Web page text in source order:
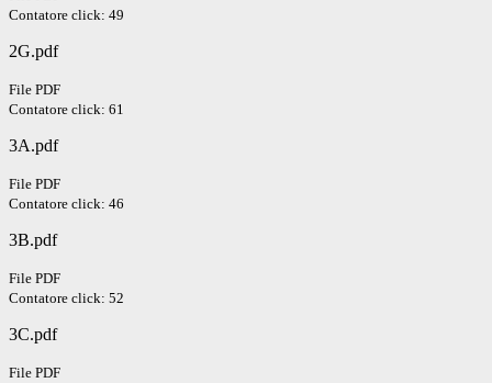
Contatore click: 49
2G.pdf
File PDF
Contatore click: 61
3A.pdf
File PDF
Contatore click: 46
3B.pdf
File PDF
Contatore click: 52
3C.pdf
File PDF